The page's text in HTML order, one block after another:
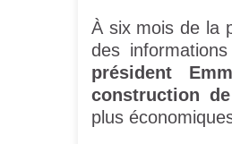
À six mois de la
des
président
construction
plus